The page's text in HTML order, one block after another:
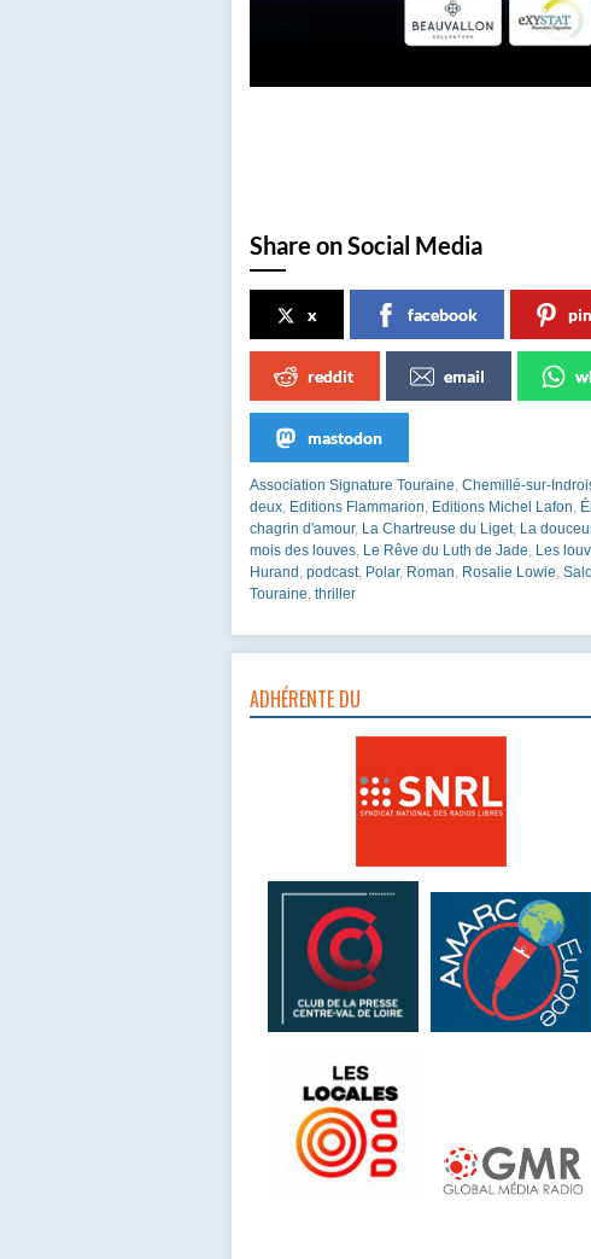
Share on Social Media
x facebook
reddit email
mastodon
Association Signature Touraine Chemillé-sur-
deux Editions Flammarion Editions Michel Lafon
chagrin d'amour, La Chartreuse du Liget, La
mois des louves Le Rêve du Luth de Jade Les
Hurand podcast, Polar, Roman Rosalie Lowie
Touraine thriller
ADHÉRENTE DU